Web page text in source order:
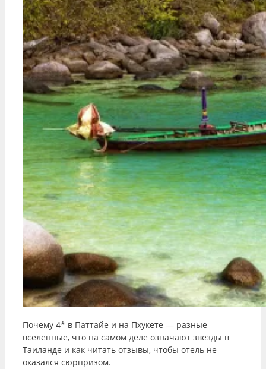
Почему 4* в Паттайе и на Пхукете — разные
вселенные, что на самом деле означают звёзды в
Таиланде и как читать отзывы, чтобы отель не
оказался сюрпризом.